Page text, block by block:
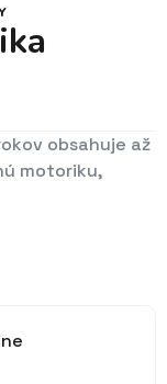
obsahuje až
motoriku,